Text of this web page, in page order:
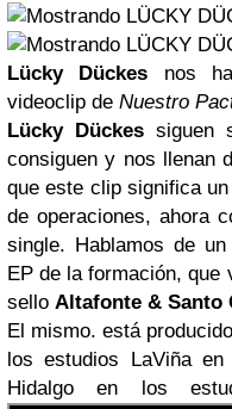
Lücky Dückes nos
videoclip de Nuestro
Lücky Dückes siguen
consiguen y nos llenan
que este clip significa
de operaciones, ahora
single. Hablamos de
EP de la formación, que
sello Altafonte & Santo
El mismo. está
los estudios LaViña
Hidalgo en los